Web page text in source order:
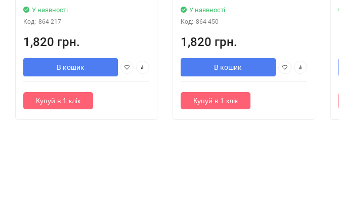
У наявності
Код: 864-217
1,820 грн.
В кошик
Купуй в 1 клік
У наявності
Код: 864-450
1,820 грн.
В кошик
Купуй в 1 клік